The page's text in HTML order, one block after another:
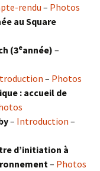
rendu – Photos
au Square
(3eannée) –
– Photos
: accueil de
– Introduction –
d’initiation à
– Photos